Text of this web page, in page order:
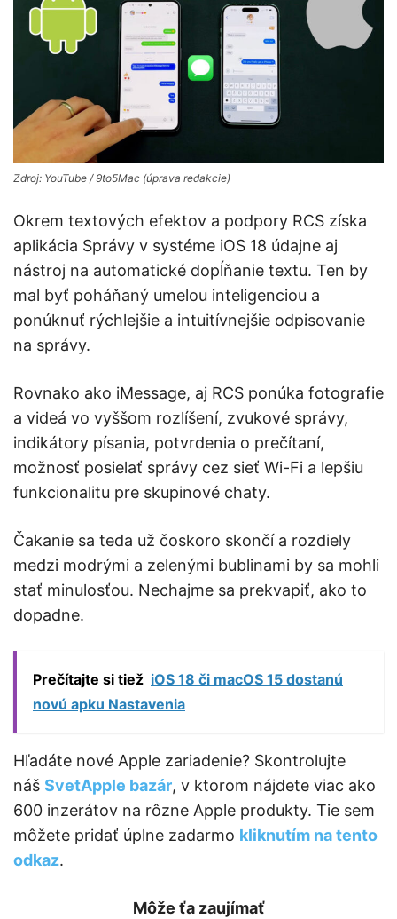
Zdroj: YouTube / 9to5Mac (úprava redakcie)
Okrem textových efektov a podpory RCS získa
aplikácia Správy v systéme iOS 18 údajne aj
nástroj na automatické dopĺňanie textu. Ten by
mal byť poháňaný umelou inteligenciou a
ponúknuť rýchlejšie a intuitívnejšie odpisovanie
na správy.
Rovnako ako iMessage, aj RCS ponúka fotografie
a videá vo vyššom rozlíšení, zvukové správy,
indikátory písania, potvrdenia o prečítaní,
možnosť posielať správy cez sieť Wi-Fi a lepšiu
funkcionalitu pre skupinové chaty.
Čakanie sa teda už čoskoro skončí a rozdiely
medzi modrými a zelenými bublinami by sa mohli
stať minulosťou. Nechajme sa prekvapiť, ako to
dopadne.
Prečítajte si tiež iOS 18 či macOS 15 dostanú
novú apku Nastavenia
Hľadáte nové Apple zariadenie? Skontrolujte
náš SvetApple bazár, v ktorom nájdete viac ako
600 inzerátov na rôzne Apple produkty. Tie sem
môžete pridať úplne zadarmo kliknutím na tento
odkaz.
Môže ťa zaujímať